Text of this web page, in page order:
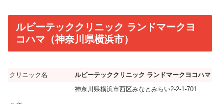
ルビーテッククリニック ランドマークヨ
コハマ（神奈川県横浜市）
クリニック名 ルビーテッククリニック ランドマークヨコハマ
神奈川県横浜市西区みなとみらい2-2-1-701